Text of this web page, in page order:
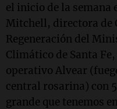
el inicio de la semana
Mitchell, directora de
Regeneración del
Climático de Santa
operativo Alvear
central rosarina) con
grande que tenemos